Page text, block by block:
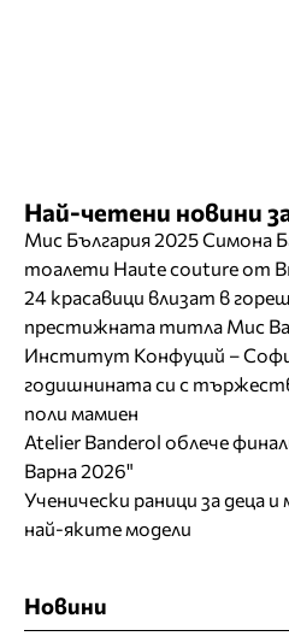
Най-четени новини
Мис България 2025 Симона
тоалети Haute couture от
24 красавици влизат в
престижната титла Мис
Институт Конфуций –
годишнината си с
поли мамиен
Atelier Banderol облече
Варна 2026"
Ученически раници за деца
най-яките модели
Новини